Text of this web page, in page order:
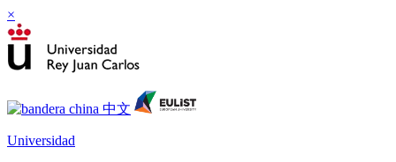
×
Universidad